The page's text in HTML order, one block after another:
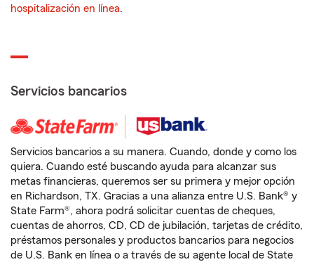
hospitalización en línea.
Servicios bancarios
Servicios bancarios a su manera. Cuando, donde y como los
quiera. Cuando esté buscando ayuda para alcanzar sus
metas financieras, queremos ser su primera y mejor opción
en Richardson, TX. Gracias a una alianza entre U.S. Bank® y
State Farm®, ahora podrá solicitar cuentas de cheques,
cuentas de ahorros, CD, CD de jubilación, tarjetas de crédito,
préstamos personales y productos bancarios para negocios
de U.S. Bank en línea o a través de su agente local de State